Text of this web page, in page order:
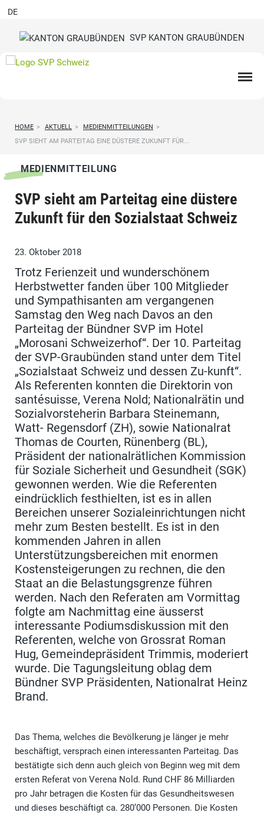
SVP KANTON GRAUBÜNDEN
DE
HOME > AKTUELL > MEDIENMITTEILUNGEN >
SVP SIEHT AM PARTEITAG EINE DÜSTERE ZUKUNFT FÜR...
MEDIENMITTEILUNG
SVP sieht am Parteitag eine düstere
Zukunft für den Sozialstaat Schweiz
23. Oktober 2018
Trotz Ferienzeit und wunderschönem
Herbstwetter fanden über 100 Mitglieder
und Sympathisanten am vergangenen
Samstag den Weg nach Davos an den
Parteitag der Bündner SVP im Hotel
„Morosani Schweizerhof“. Der 10. Parteitag
der SVP-Graubünden stand unter dem Titel
„Sozialstaat Schweiz und dessen Zu-kunft“.
Als Referenten konnten die Direktorin von
santésuisse, Verena Nold; Nationalrätin und
Sozialvorsteherin Barbara Steinemann,
Watt- Regensdorf (ZH), sowie Nationalrat
Thomas de Courten, Rünenberg (BL),
Präsident der nationalrätlichen Kommission
für Soziale Sicherheit und Gesundheit (SGK)
gewonnen werden. Wie die Referenten
eindrücklich festhielten, ist es in allen
Bereichen unserer Sozialeinrichtungen nicht
mehr zum Besten bestellt. Es ist in den
kommenden Jahren in allen
Unterstützungsbereichen mit enormen
Kostensteigerungen zu rechnen, die den
Staat an die Belastungsgrenze führen
werden. Nach den Referaten am Vormittag
folgte am Nachmittag eine äusserst
interessante Podiumsdiskussion mit den
Referenten, welche von Grossrat Roman
Hug, Gemeindepräsident Trimmis, moderiert
wurde. Die Tagungsleitung oblag dem
Bündner SVP Präsidenten, Nationalrat Heinz
Brand.
Das Thema, welches die Bevölkerung je länger je mehr
beschäftigt, versprach einen interessanten Parteitag. Das
bestätigte sich denn auch gleich von Beginn weg mit dem
ersten Referat von Verena Nold. Rund CHF 86 Milliarden
pro Jahr betragen die Kosten für das Gesundheitswesen
und dieses beschäftigt ca. 280’000 Personen. Die Kosten